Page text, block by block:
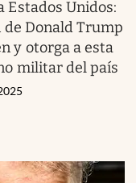
Estados Unidos:
Donald Trump
y otorga a esta
militar del país